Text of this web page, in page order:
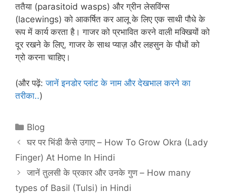
ततैया (parasitoid wasps) और ग्रीन लेसविंग्स
(lacewings) को आकर्षित कर आलू के लिए एक साथी पौधे के
रूप में कार्य करता है। गाजर को प्रभावित करने वाली मक्खियों को
दूर रखने के लिए, गाजर के साथ प्याज़ और लहसुन के पौधों को
ग्रो करना चाहिए।
(और पढ़ें:जानें इनडोर प्लांट के नाम और देखभाल करने का
तरीका..)
Categories
Blog
घर पर भिंडी कैसे उगाए – How To Grow Okra (Lady
Finger) At Home In Hindi
जानें तुलसी के प्रकार और उनके गुण – How many
types of Basil (Tulsi) in Hindi